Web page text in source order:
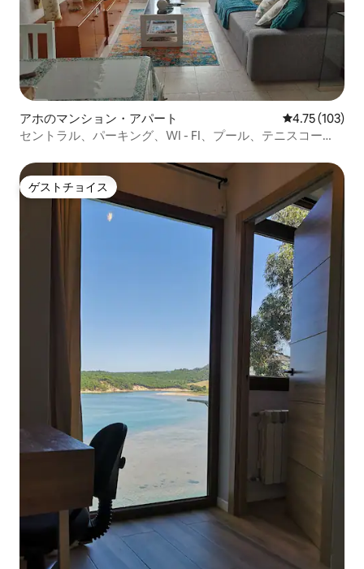
アホのマンション・アパート レビュー103
4.75 (103)
セントラル、パーキング、WI - FI、プール、テニスコー
ゲストチョイス
ゲストチョイス